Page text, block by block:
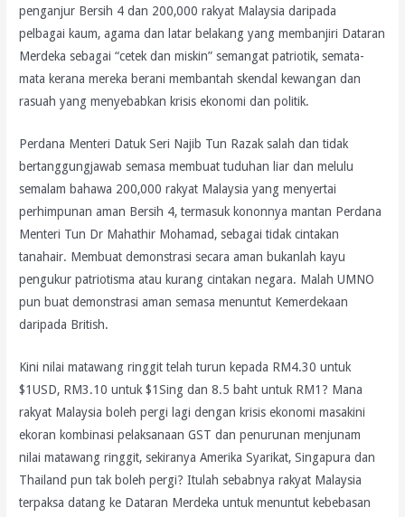
penganjur Bersih 4 dan 200,000 rakyat Malaysia daripada
pelbagai kaum, agama dan latar belakang yang membanjiri Dataran
Merdeka sebagai “cetek dan miskin” semangat patriotik, semata-
mata kerana mereka berani membantah skendal kewangan dan
rasuah yang menyebabkan krisis ekonomi dan politik.
Perdana Menteri Datuk Seri Najib Tun Razak salah dan tidak
bertanggungjawab semasa membuat tuduhan liar dan melulu
semalam bahawa 200,000 rakyat Malaysia yang menyertai
perhimpunan aman Bersih 4, termasuk kononnya mantan Perdana
Menteri Tun Dr Mahathir Mohamad, sebagai tidak cintakan
tanahair. Membuat demonstrasi secara aman bukanlah kayu
pengukur patriotisma atau kurang cintakan negara. Malah UMNO
pun buat demonstrasi aman semasa menuntut Kemerdekaan
daripada British.
Kini nilai matawang ringgit telah turun kepada RM4.30 untuk
$1USD, RM3.10 untuk $1Sing dan 8.5 baht untuk RM1? Mana
rakyat Malaysia boleh pergi lagi dengan krisis ekonomi masakini
ekoran kombinasi pelaksanaan GST dan penurunan menjunam
nilai matawang ringgit, sekiranya Amerika Syarikat, Singapura dan
Thailand pun tak boleh pergi? Itulah sebabnya rakyat Malaysia
terpaksa datang ke Dataran Merdeka untuk menuntut kebebasan